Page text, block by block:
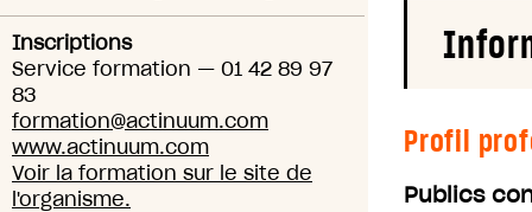
Inscriptions
Service formation — 01 42 89 97
83
formation@actinuum.com
www.actinuum.com
Voir la formation sur le site de
l'organisme.
Profil
Publics